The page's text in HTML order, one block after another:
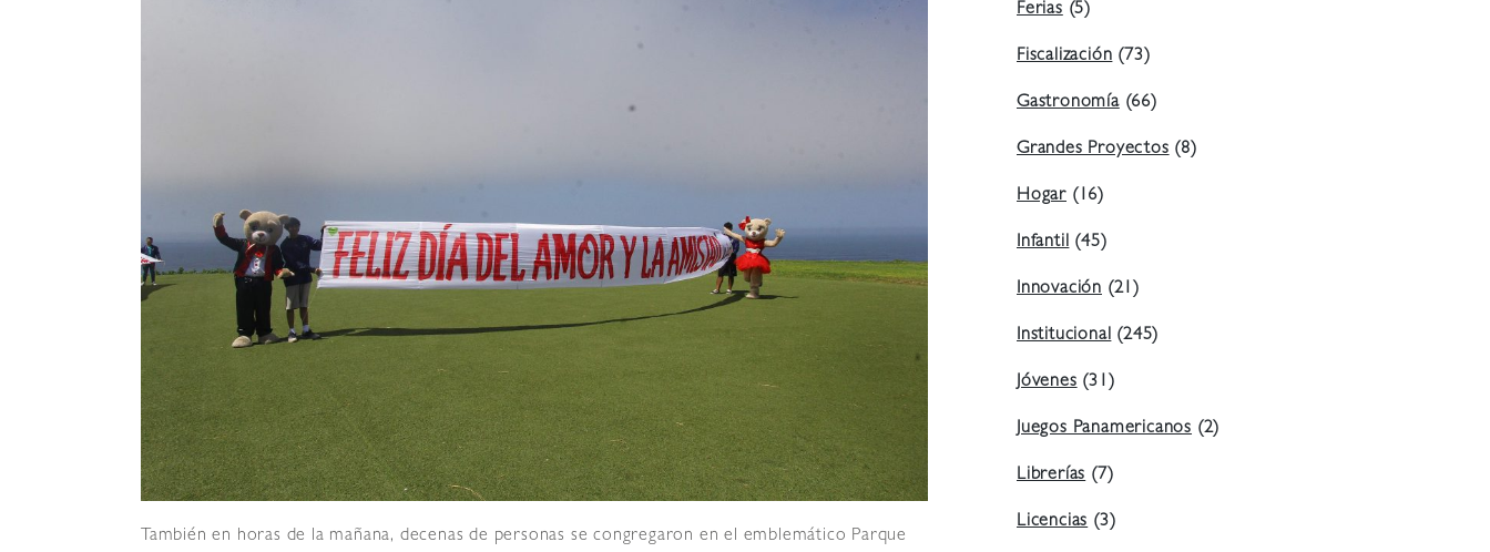
También en horas de la mañana, decenas de personas se congregaron en el emblemático Parque
Ferias(5)
Fiscalización(73)
Gastronomía(66)
Grandes Proyectos(8)
Hogar (16)
Infantil(45)
Innovación (21)
Institucional(245)
Jóvenes(31)
Juegos Panamericanos (2)
Librerías(7)
Licencias(3)